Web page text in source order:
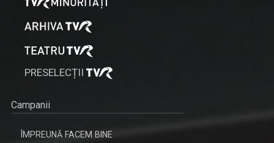
PRESELECȚII
Campanii
ÎMPREUNĂ FACEM BINE